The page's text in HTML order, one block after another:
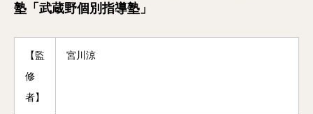
塾「武蔵野個別指導塾」
【監
修
者】
宮川涼